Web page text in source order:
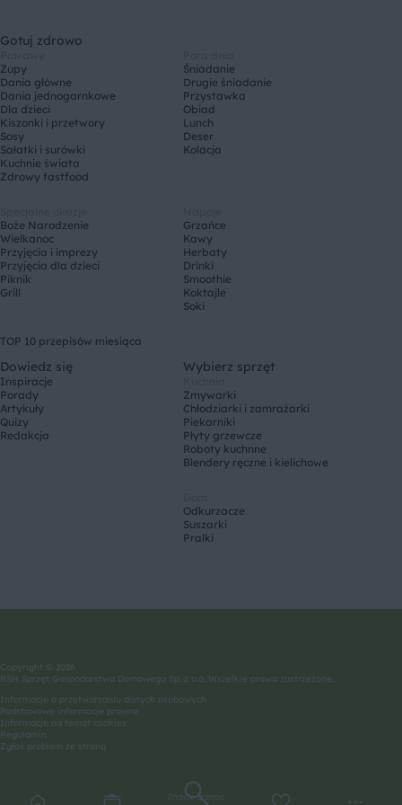
Znajdź przepis
Gotuj zdrowo
Zupy
Dania główne
Dania jednogarnkowe
Dla dzieci
Kiszonki i przetwory
Sosy
Sałatki i surówki
Kuchnie świata
Zdrowy fastfood
Śniadanie
Drugie śniadanie
Przystawka
Obiad
Lunch
Deser
Kolacja
Boże Narodzenie
Wielkanoc
Przyjęcia i imprezy
Przyjęcia dla dzieci
Piknik
Grill
Grzańce
Kawy
Herbaty
Drinki
Smoothie
Koktajle
Soki
TOP 10 przepisów miesiąca
Dowiedz się
Inspiracje
Porady
Artykuły
Quizy
Redakcja
Wybierz sprzęt
Zmywarki
Chłodziarki i zamrażarki
Piekarniki
Płyty grzewcze
Roboty kuchnne
Blendery ręczne i kielichowe
Odkurzacze
Suszarki
Pralki
Copyright © 2026
BSH Sprzęt Gospodarstwa Domowego Sp. z o.o. Wszelkie prawa zastrzeżone.
Informacje o przetwarzaniu danych osobowych
Podstawowe informacje prawne
Informacje na temat cookies
Regulamin
Zgłoś problem ze stroną